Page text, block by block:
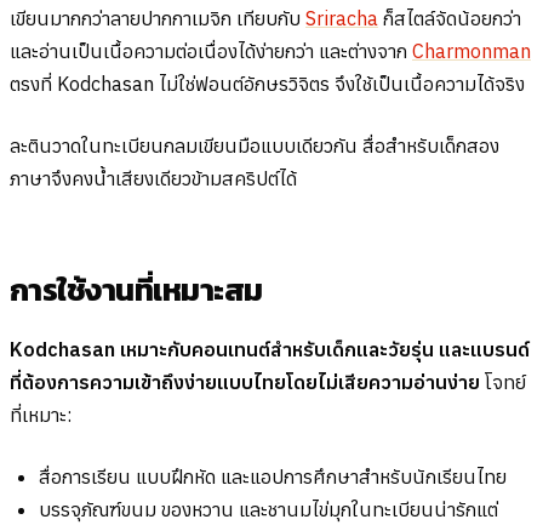
เขียนมากกว่าลายปากกาเมจิก เทียบกับ Sriracha ก็สไตล์จัดน้อยกว่า
และอ่านเป็นเนื้อความต่อเนื่องได้ง่ายกว่า และต่างจาก Charmonman
ตรงที่ Kodchasan ไม่ใช่ฟอนต์อักษรวิจิตร จึงใช้เป็นเนื้อความได้จริง
ละตินวาดในทะเบียนกลมเขียนมือแบบเดียวกัน สื่อสำหรับเด็กสอง
ภาษาจึงคงน้ำเสียงเดียวข้ามสคริปต์ได้
การใช้งานที่เหมาะสม
Kodchasan เหมาะกับคอนเทนต์สำหรับเด็กและวัยรุ่น และแบรนด์
ที่ต้องการความเข้าถึงง่ายแบบไทยโดยไม่เสียความอ่านง่าย โจทย์
ที่เหมาะ:
สื่อการเรียน แบบฝึกหัด และแอปการศึกษาสำหรับนักเรียนไทย
บรรจุภัณฑ์ขนม ของหวาน และชานมไข่มุกในทะเบียนน่ารักแต่